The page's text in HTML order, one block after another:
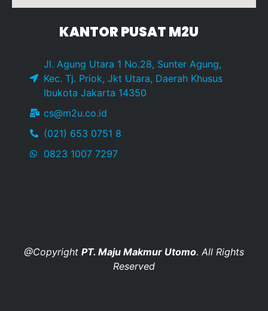
KANTOR PUSAT M2U
Jl. Agung Utara 1 No.28, Sunter Agung,
Kec. Tj. Priok, Jkt Utara, Daerah Khusus
Ibukota Jakarta 14350
cs@m2u.co.id
(021) 653 0751 8
0823 1007 7297
@Copyright PT. Maju Makmur Utomo. All Rights
Reserved